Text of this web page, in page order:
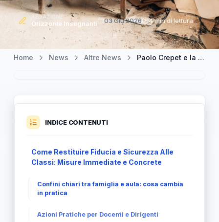
REDAZIONE
Orizzonte Insegnanti 03 Giu 2026 4 min di lettura
Home News Altre News Paolo Crepet e la scuola perduta: famiglie dentro le aule e una responsabilità educativa da ridefinire
INDICE CONTENUTI
Come Restituire Fiducia e Sicurezza Alle
Classi: Misure Immediate e Concrete
Confini chiari tra famiglia e aula: cosa cambia
in pratica
Azioni Pratiche per Docenti e Dirigenti